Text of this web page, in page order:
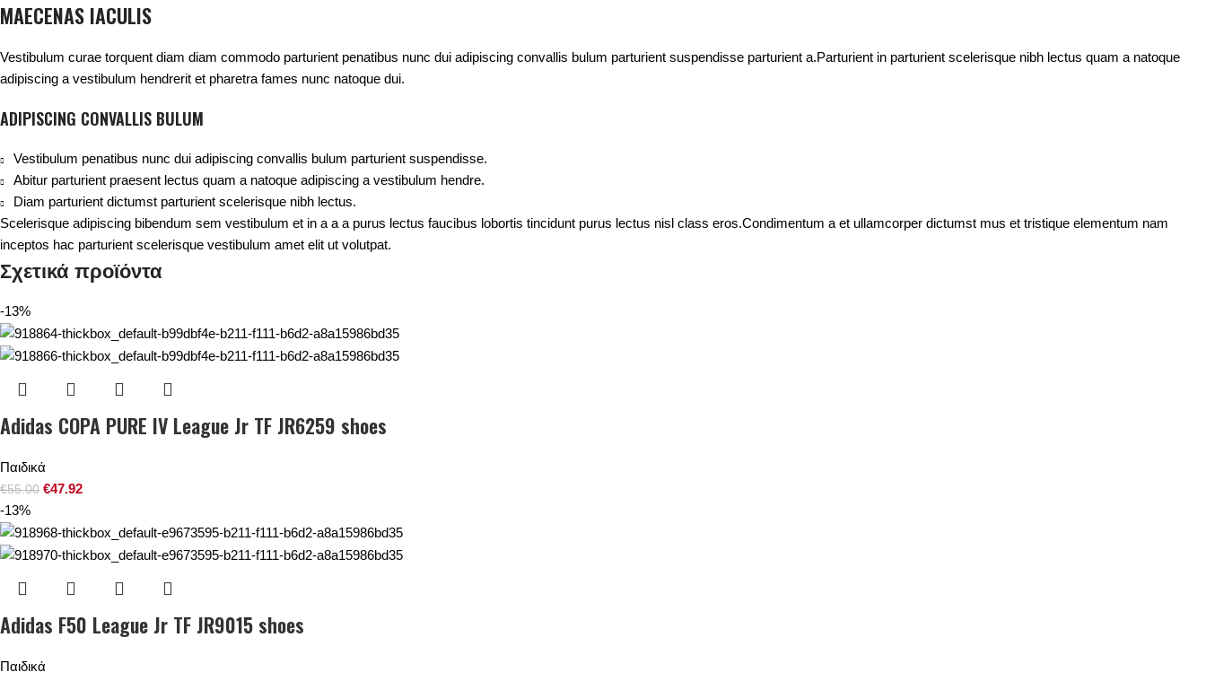
MAECENAS IACULIS
Vestibulum curae torquent diam diam commodo parturient penatibus nunc dui adipiscing convallis bulum parturient suspendisse parturient a.Parturient in parturient scelerisque nibh lectus quam a natoque
adipiscing a vestibulum hendrerit et pharetra fames nunc natoque dui.
ADIPISCING CONVALLIS BULUM
Vestibulum penatibus nunc dui adipiscing convallis bulum parturient suspendisse.
Abitur parturient praesent lectus quam a natoque adipiscing a vestibulum hendre.
Diam parturient dictumst parturient scelerisque nibh lectus.
Scelerisque adipiscing bibendum sem vestibulum et in a a a purus lectus faucibus lobortis tincidunt purus lectus nisl class eros.Condimentum a et ullamcorper dictumst mus et tristique elementum nam
inceptos hac parturient scelerisque vestibulum amet elit ut volutpat.
Σχετικά προϊόντα
-13%
Adidas COPA PURE IV League Jr TF JR6259 shoes
Παιδικά
€55.00 €47.92
-13%
Adidas F50 League Jr TF JR9015 shoes
Παιδικά